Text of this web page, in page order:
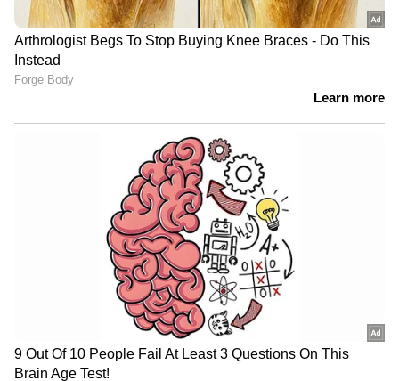
''വിമര്‍ശകരായ ആളുകള്‍ ജീവിക്കുന്നത് തന്നെ
നമ്മളെ പരിഹസിക്കാന്‍ വേണ്ടിയാണ്. അവര്‍ക്ക്
മറ്റു ജോലിയൊന്നുമില്ല. താരങ്ങള്‍ മികച്ച
പ്രകടനം പുറത്തെടുക്കുമ്പോള്‍ അവരാരും
അനുഭവിച്ച പ്രയാസം, കഴിഞ്ഞ ലോകകപ്പില്‍
പാകിസ്ഥാനെതിരായ മത്സരത്തിന് ശേഷം
ഞാനും അനുഭവിച്ചു. എന്നാല്‍ രാജ്യം മുഴുവന്‍
എനിക്കൊപ്പം നിന്നു. എനിക്ക് അര്‍ഷ്ദീപിന്
ഒന്നും മാത്രമെ പറയാനുള്ളു. കഴിവുള്ള
താരമാണ് നിങ്ങള്‍, ഇതിലൊന്നും തളരരുത്. ''
ഷമി പറഞ്ഞു.